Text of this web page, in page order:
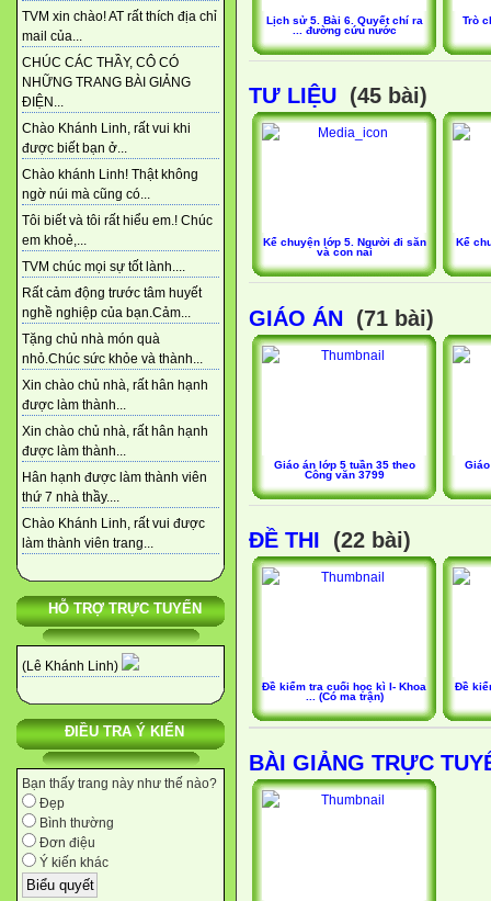
TVM xin chào! AT rất thích địa chỉ
mail của...
CHÚC CÁC THẦY, CÔ CÓ
NHỮNG TRANG BÀI GIẢNG
ĐIỆN...
Chào Khánh Linh, rất vui khi
được biết bạn ở...
Chào khánh Linh! Thật không
ngờ núi mà cũng có...
Tôi biết và tôi rất hiểu em.! Chúc
em khoẻ,...
TVM chúc mọi sự tốt lành....
Rất cảm động trước tâm huyết
nghề nghiệp của bạn.Cảm...
Tặng chủ nhà món quà
nhỏ.Chúc sức khỏe và thành...
Xin chào chủ nhà, rất hân hạnh
được làm thành...
Xin chào chủ nhà, rất hân hạnh
được làm thành...
Hân hạnh được làm thành viên
thứ 7 nhà thầy....
Chào Khánh Linh, rất vui được
làm thành viên trang...
HỖ TRỢ TRỰC TUYẾN
(Lê Khánh Linh)
ĐIỀU TRA Ý KIẾN
Bạn thấy trang này như thế nào?
Đẹp
Bình thường
Đơn điệu
Ý kiến khác
Lịch sử 5. Bài 6. Quyết chí ra
... đường cứu nước
Trò
TƯ LIỆU (45 bài)
Kể chuyện lớp 5. Người đi săn
và con nai
Kể
GIÁO ÁN (71 bài)
Giáo án lớp 5 tuần 35 theo
Công văn 3799
ĐỀ THI (22 bài)
Đề kiểm tra cuối học kì I- Khoa
... (Có ma trận)
Đề
BÀI GIẢNG TRỰC